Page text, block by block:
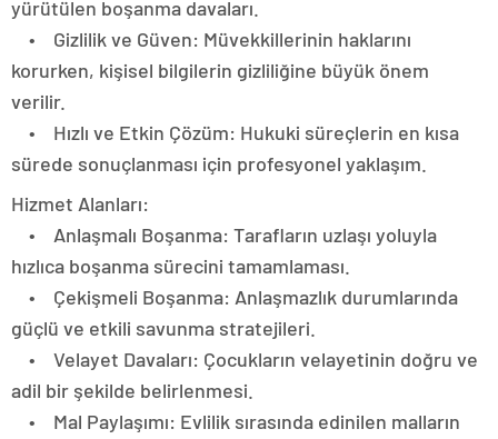
yürütülen boşanma davaları.
• Gizlilik ve Güven: Müvekkillerinin haklarını
korurken, kişisel bilgilerin gizliliğine büyük önem
verilir.
• Hızlı ve Etkin Çözüm: Hukuki süreçlerin en kısa
sürede sonuçlanması için profesyonel yaklaşım.
Hizmet Alanları:
• Anlaşmalı Boşanma: Tarafların uzlaşı yoluyla
hızlıca boşanma sürecini tamamlaması.
• Çekişmeli Boşanma: Anlaşmazlık durumlarında
güçlü ve etkili savunma stratejileri.
• Velayet Davaları: Çocukların velayetinin doğru ve
adil bir şekilde belirlenmesi.
• Mal Paylaşımı: Evlilik sırasında edinilen malların